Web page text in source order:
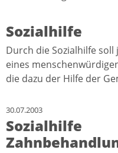
Sozialhilfe
Durch die Sozialhilfe
eines
die dazu der Hilfe der
30.07.2003
Sozialhilfe